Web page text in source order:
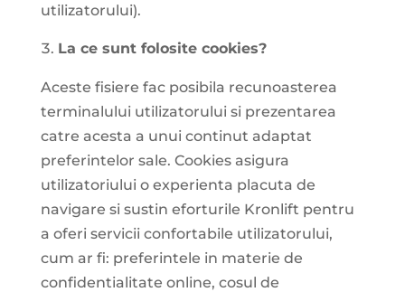
utilizatorului).
La ce sunt folosite cookies?
Aceste fisiere fac posibila recunoasterea
terminalului utilizatorului si prezentarea
catre acesta a unui continut adaptat
preferintelor sale. Cookies asigura
utilizatoriului o experienta placuta de
navigare si sustin eforturile Kronlift pentru
a oferi servicii confortabile utilizatorului,
cum ar fi: preferintele in materie de
confidentialitate online, cosul de